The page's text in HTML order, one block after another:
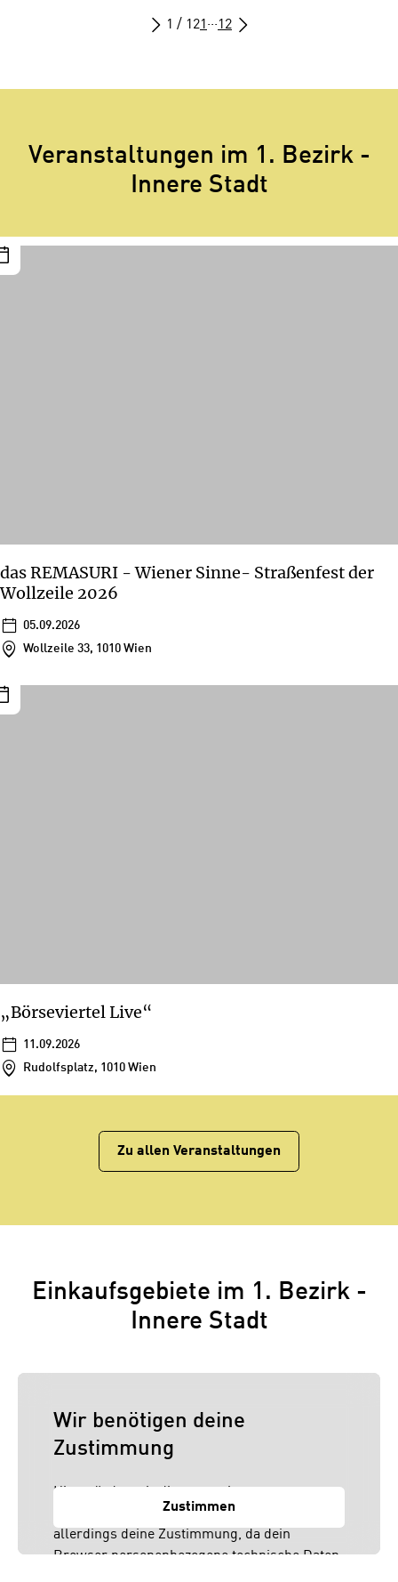
1 / 121 ···12
Veranstaltungen im 1. Bezirk -
Innere Stadt
das REMASURI - Wiener Sinne- Straßenfest der
Wollzeile 2026
05.09.2026
Wollzeile 33, 1010 Wien
„Börseviertel Live“
11.09.2026
Rudolfsplatz, 1010 Wien
Zu allen Veranstaltungen
Einkaufsgebiete im 1. Bezirk -
Innere Stadt
Wir benötigen deine
Zustimmung
Hier würden wir dir gerne einen externen
Inhalt anzeigen. Dafür benötigen wir
allerdings deine Zustimmung, da dein
Browser personenbezogene technische Daten
Zustimmen